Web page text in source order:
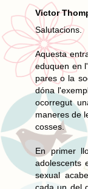
Victor
Salutacions.
Aquesta
eduquen en
pares o la
dóna
ocorregut
maneres de
cosses.
En primer
adolescents
sexual
cada un del